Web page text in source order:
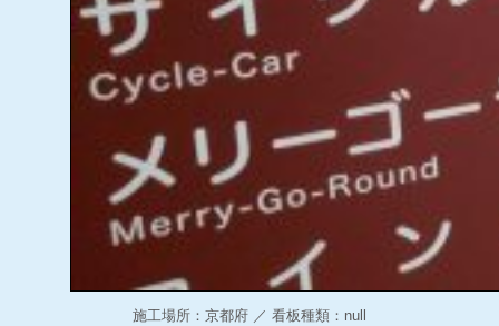
施工場所：京都府 ／ 看板種類：null